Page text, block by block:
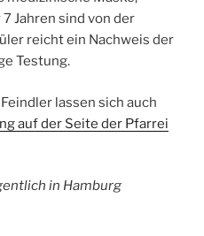
Jahren sind von der
reicht ein Nachweis der
Testung.
lassen sich auch
auf der Seite der Pfarrei
in Hamburg